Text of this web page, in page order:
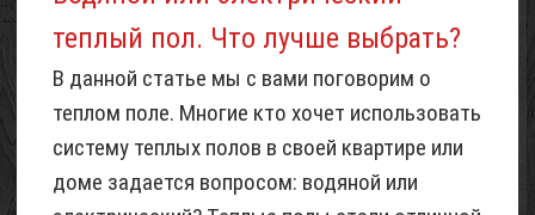
теплый пол. Что лучше выбрать?
В данной статье мы с вами поговорим о
теплом поле. Многие кто хочет использовать
систему теплых полов в своей квартире или
доме задается вопросом: водяной или